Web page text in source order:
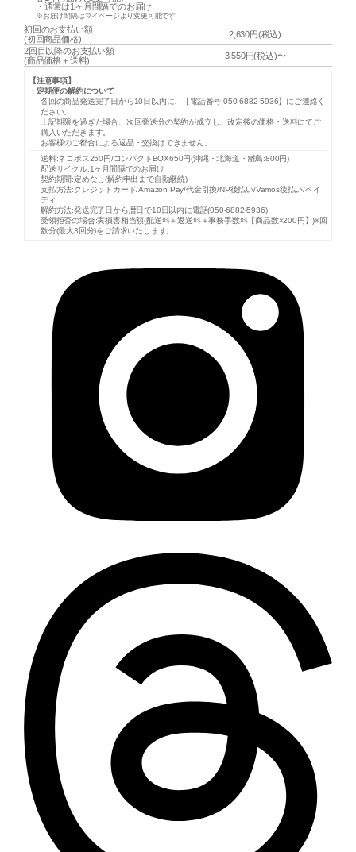
・通常は1ヶ月間隔でのお届け
※お届け間隔はマイページより変更可能です
初回のお支払い額
(初回商品価格)
2,630円(税込)
2回目以降のお支払い額
(商品価格＋送料)
3,550円(税込)〜
【注意事項】
・定期便の解約について
各回の商品発送完了日から10日以内に、【電話番号:050-6882-5936】にご連絡く
ださい。
上記期限を過ぎた場合、次回発送分の契約が成立し、改定後の価格・送料にてご
購入いただきます。
お客様のご都合による返品・交換はできません。
送料:ネコポス250円/コンパクトBOX650円(沖縄・北海道・離島:800円)
配送サイクル:1ヶ月間隔でのお届け
契約期間:定めなし(解約申出まで自動継続)
支払方法:クレジットカード/Amazon Pay/代金引換/NP後払い/Vamos後払い/ペイ
ディ
解約方法:発送完了日から暦日で10日以内に電話(050-6882-5936)
受領拒否の場合:実損害相当額(配送料＋返送料＋事務手数料【商品数×200円】)×回
数分(最大3回分)をご請求いたします。